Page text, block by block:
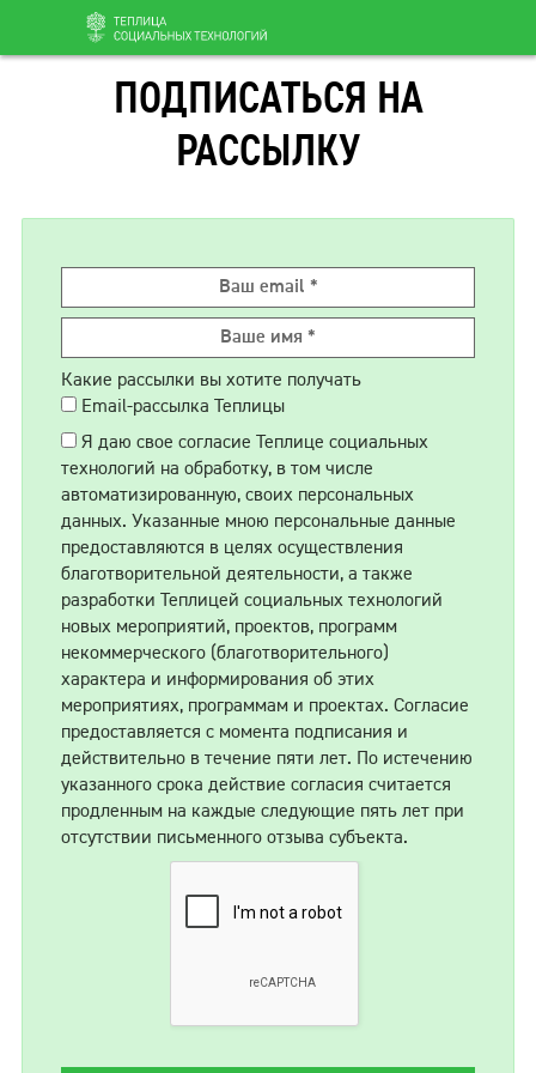
ПОДПИСАТЬСЯ НА
РАССЫЛКУ
Какие рассылки вы хотите получать
Email-рассылка Теплицы
Я даю свое согласие Теплице социальных
технологий на обработку, в том числе
автоматизированную, своих персональных
данных. Указанные мною персональные данные
предоставляются в целях осуществления
благотворительной деятельности, а также
разработки Теплицей социальных технологий
новых мероприятий, проектов, программ
некоммерческого (благотворительного)
характера и информирования об этих
мероприятиях, программам и проектах. Согласие
предоставляется с момента подписания и
действительно в течение пяти лет. По истечению
указанного срока действие согласия считается
продленным на каждые следующие пять лет при
отсутствии письменного отзыва субъекта.